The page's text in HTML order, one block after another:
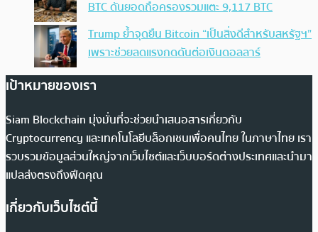
BTC ดันยอดถือครองรวมแตะ 9,117 BTC
Trump ย้ำจุดยืน Bitcoin “เป็นสิ่งดีสำหรับสหรัฐฯ”
เพราะช่วยลดแรงกดดันต่อเงินดอลลาร์
เป้าหมายของเรา
Siam Blockchain มุ่งมั่นที่จะช่วยนำเสนอสารเกี่ยวกับ
Cryptocurrency และเทคโนโลยีบล็อกเชนเพื่อคนไทย ในภาษาไทย เรา
รวบรวมข้อมูลส่วนใหญ่จากเว็บไซต์และเว็บบอร์ดต่างประเทศและนำมา
แปลส่งตรงถึงฟีดคุณ
เกี่ยวกับเว็บไซต์นี้